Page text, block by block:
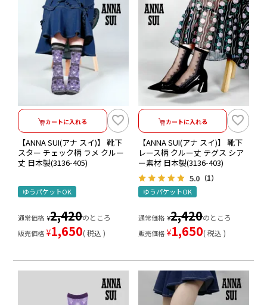
カートに入れる
【ANNA SUI(アナ スイ)】 靴下
スター チェック柄 ラメ クルー
丈 日本製(3136-405)
ゆうパケットOK
通常価格 ¥2,420のところ
販売価格 ¥1,650 税込
カートに入れる
【ANNA SUI(アナ スイ)】 靴下
レース柄 クルー丈 テグス シア
ー素材 日本製(3136-403)
5.0 （1）
ゆうパケットOK
通常価格 ¥2,420のところ
販売価格 ¥1,650 税込